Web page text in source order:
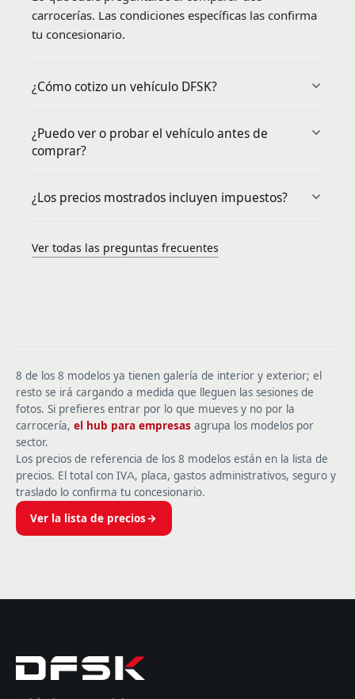
carrocerías. Las condiciones específicas las confirma
tu concesionario.
¿Cómo cotizo un vehículo DFSK?
¿Puedo ver o probar el vehículo antes de
comprar?
¿Los precios mostrados incluyen impuestos?
Ver todas las preguntas frecuentes
8 de los 8 modelos ya tienen galería de interior y exterior; el
resto se irá cargando a medida que lleguen las sesiones de
fotos. Si prefieres entrar por lo que mueves y no por la
carrocería, el hub para empresas agrupa los modelos por
sector.
Los precios de referencia de los 8 modelos están en la lista de
precios. El total con IVA, placa, gastos administrativos, seguro y
traslado lo confirma tu concesionario.
Ver la lista de precios